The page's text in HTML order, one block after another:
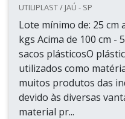
UTILIPLAST / JAÚ - SP
Lote mínimo de: 25 cm
kgs Acima de 100 cm -
sacos plásticosO
utilizados como
muitos produtos das
devido às diversas
material pr...